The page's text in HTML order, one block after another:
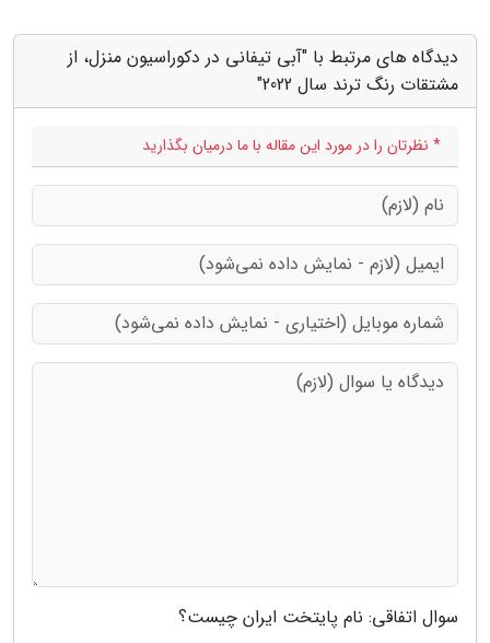
دیدگاه های مرتبط با "آبی تیفانی در دکوراسیون منزل، از
مشتقات رنگ ترند سال 2022"
* نظرتان را در مورد این مقاله با ما درمیان بگذارید
سوال اتفاقی: نام پایتخت ایران چیست؟